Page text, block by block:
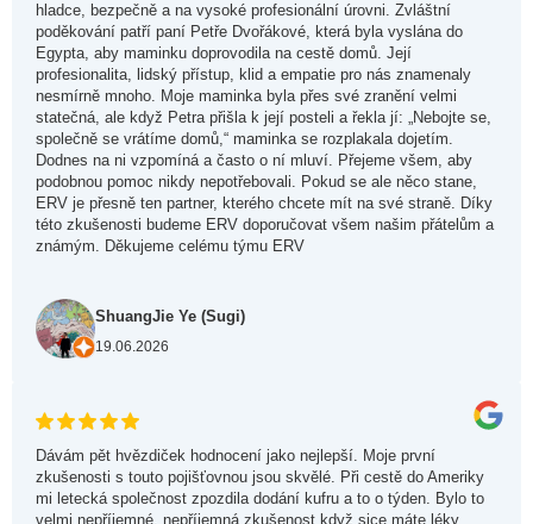
hladce, bezpečně a na vysoké profesionální úrovni. Zvláštní
poděkování patří paní Petře Dvořákové, která byla vyslána do
Egypta, aby maminku doprovodila na cestě domů. Její
profesionalita, lidský přístup, klid a empatie pro nás znamenaly
nesmírně mnoho. Moje maminka byla přes své zranění velmi
statečná, ale když Petra přišla k její posteli a řekla jí: „Nebojte se,
společně se vrátíme domů,“ maminka se rozplakala dojetím.
Dodnes na ni vzpomíná a často o ní mluví. Přejeme všem, aby
podobnou pomoc nikdy nepotřebovali. Pokud se ale něco stane,
ERV je přesně ten partner, kterého chcete mít na své straně. Díky
této zkušenosti budeme ERV doporučovat všem našim přátelům a
známým. Děkujeme celému týmu ERV
ShuangJie Ye (Sugi)
19.06.2026
Dávám pět hvězdiček hodnocení jako nejlepší. Moje první
zkušenosti s touto pojišťovnou jsou skvělé. Při cestě do Ameriky
mi letecká společnost zpozdila dodání kufru a to o týden. Bylo to
velmi nepříjemné, nepříjemná zkušenost když sice máte léky